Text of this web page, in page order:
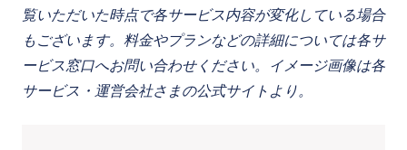
覧いただいた時点で各サービス内容が変化している場合
もございます。料金やプランなどの詳細については各サ
ービス窓口へお問い合わせください。イメージ画像は各
サービス・運営会社さまの公式サイトより。